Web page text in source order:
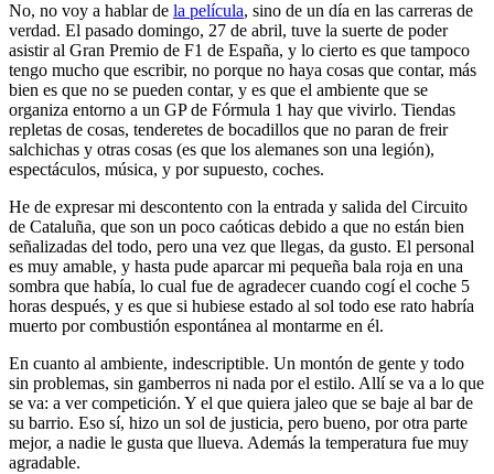
No, no voy a hablar de la película, sino de un día en las carreras de
verdad. El pasado domingo, 27 de abril, tuve la suerte de poder
asistir al Gran Premio de F1 de España, y lo cierto es que tampoco
tengo mucho que escribir, no porque no haya cosas que contar, más
bien es que no se pueden contar, y es que el ambiente que se
organiza entorno a un GP de Fórmula 1 hay que vivirlo. Tiendas
repletas de cosas, tenderetes de bocadillos que no paran de freir
salchichas y otras cosas (es que los alemanes son una legión),
espectáculos, música, y por supuesto, coches.
He de expresar mi descontento con la entrada y salida del Circuito
de Cataluña, que son un poco caóticas debido a que no están bien
señalizadas del todo, pero una vez que llegas, da gusto. El personal
es muy amable, y hasta pude aparcar mi pequeña bala roja en una
sombra que había, lo cual fue de agradecer cuando cogí el coche 5
horas después, y es que si hubiese estado al sol todo ese rato habría
muerto por combustión espontánea al montarme en él.
En cuanto al ambiente, indescriptible. Un montón de gente y todo
sin problemas, sin gamberros ni nada por el estilo. Allí se va a lo que
se va: a ver competición. Y el que quiera jaleo que se baje al bar de
su barrio. Eso sí, hizo un sol de justicia, pero bueno, por otra parte
mejor, a nadie le gusta que llueva. Además la temperatura fue muy
agradable.